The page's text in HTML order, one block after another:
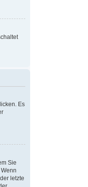
Es
Sie
letzte